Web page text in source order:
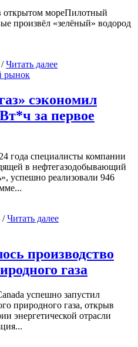
мореПилотный
произвёл «зелёный» водород
/Читать далее
рынок
сэкономил
за первое
года специалисты компании
в нефтегазодобывающий
успешно реализовали 946
/Читать далее
производство
газа
успешно запустил
природного газа, открыв
энергетической отрасли